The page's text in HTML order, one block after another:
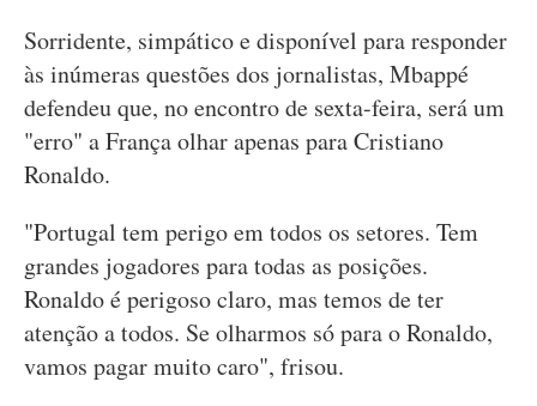
Sorridente, simpático e disponível para responder
às inúmeras questões dos jornalistas, Mbappé
defendeu que, no encontro de sexta-feira, será um
"erro" a França olhar apenas para Cristiano
Ronaldo.
"Portugal tem perigo em todos os setores. Tem
grandes jogadores para todas as posições.
Ronaldo é perigoso claro, mas temos de ter
atenção a todos. Se olharmos só para o Ronaldo,
vamos pagar muito caro", frisou.